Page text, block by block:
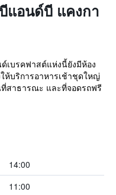
แอนด์บี แคงกา
เบรคฟาสต์แห่งนี้ยังมีห้อง
ห้บริการอาหารเช้าชุดใหญ่
สาธารณะ และที่จอดรถฟรี
14:00
11:00